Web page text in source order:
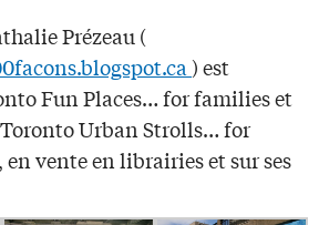
Prézeau (
) est
Fun Places… for families et
Urban Strolls… for
vente en librairies et sur ses